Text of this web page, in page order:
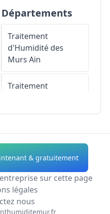
Départements
Traitement
d'Humidité des
Murs Ain
Traitement
Traitement
d'Humidité des
Murs Allier
Traitement
d'Humidité des
MursAlpes-de-
& gratuitement
sur cette page
légales
nous